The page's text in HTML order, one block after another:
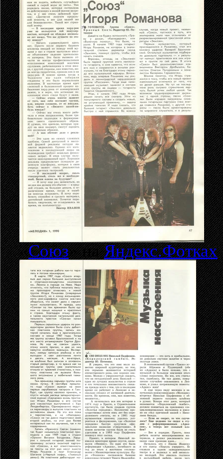
«Союз» наЯндекс.Фотках